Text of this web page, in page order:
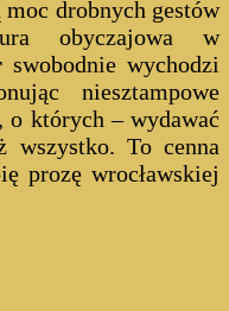
drobnych gestów
obyczajowa w
swobodnie wychodzi
niesztampowe
których – wydawać
wszystko. To cenna
prozę wrocławskiej